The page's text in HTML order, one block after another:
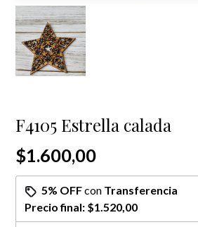
F4105 Estrella calada
$1.600,00
5% OFFcon Transferencia
Precio final: $1.520,00